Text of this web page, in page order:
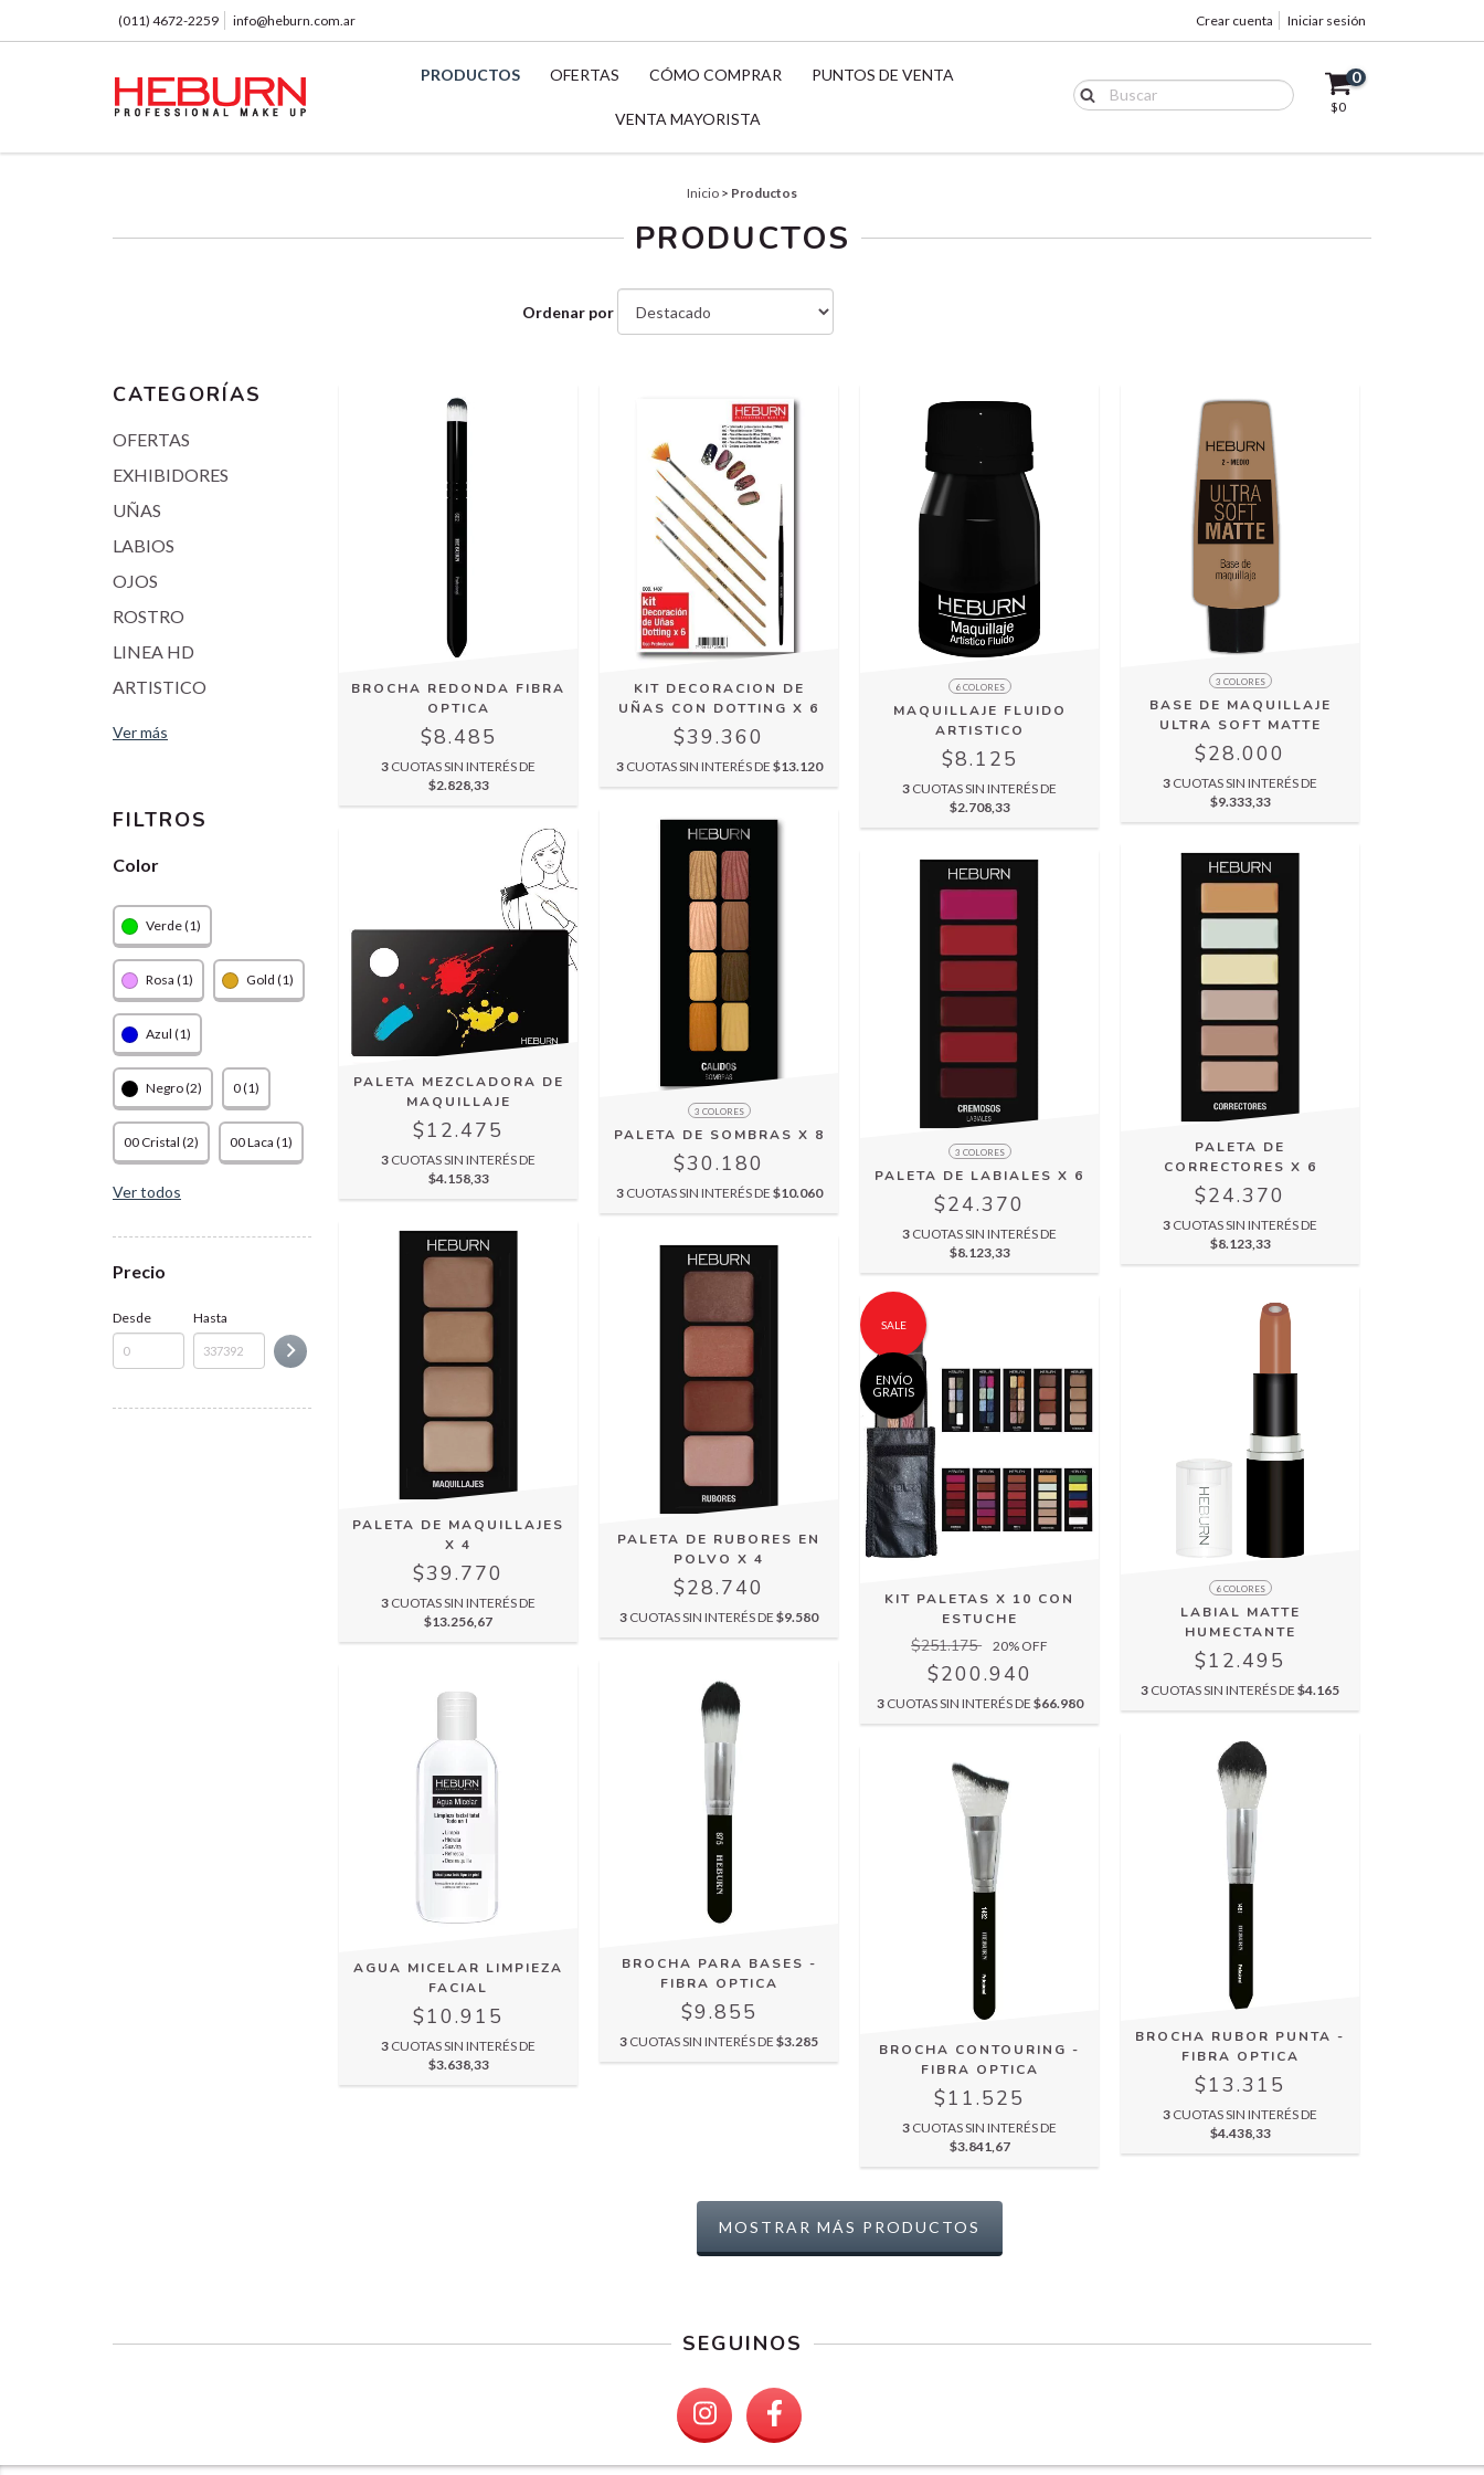
(011) 4672-2259 info@heburn.com.ar Crear cuenta Iniciar sesión
PRODUCTOS OFERTAS CÓMO COMPRAR PUNTOS DE VENTA
VENTA MAYORISTA
0
$0
Inicio > Productos
PRODUCTOS
Ordenar por
CATEGORÍAS
OFERTAS
EXHIBIDORES
UÑAS
LABIOS
OJOS
ROSTRO
LINEA HD
ARTISTICO
Ver más
FILTROS
Color
Verde (1)
Rosa (1) Gold (1)
Azul (1)
Negro (2) 0 (1)
00 Cristal (2) 00 Laca (1)
Ver todos
Precio
Desde Hasta
BROCHA REDONDA FIBRA
OPTICA
$8.485
3 CUOTAS SIN INTERÉS DE
$2.828,33
KIT DECORACION DE
UÑAS CON DOTTING X 6
$39.360
3 CUOTAS SIN INTERÉS DE $13.120
6 COLORES
MAQUILLAJE FLUIDO
ARTISTICO
$8.125
3 CUOTAS SIN INTERÉS DE
$2.708,33
3 COLORES
BASE DE MAQUILLAJE
ULTRA SOFT MATTE
$28.000
3 CUOTAS SIN INTERÉS DE
$9.333,33
PALETA MEZCLADORA DE
MAQUILLAJE
$12.475
3 CUOTAS SIN INTERÉS DE
$4.158,33
3 COLORES
PALETA DE SOMBRAS X 8
$30.180
3 CUOTAS SIN INTERÉS DE $10.060
3 COLORES
PALETA DE LABIALES X 6
$24.370
3 CUOTAS SIN INTERÉS DE
$8.123,33
PALETA DE
CORRECTORES X 6
$24.370
3 CUOTAS SIN INTERÉS DE
$8.123,33
PALETA DE MAQUILLAJES
X 4
$39.770
3 CUOTAS SIN INTERÉS DE
$13.256,67
PALETA DE RUBORES EN
POLVO X 4
$28.740
3 CUOTAS SIN INTERÉS DE$9.580
SALE
ENVÍO
GRATIS
KIT PALETAS X 10 CON
ESTUCHE
$251.175 20% OFF
$200.940
3 CUOTAS SIN INTERÉS DE $66.980
6 COLORES
LABIAL MATTE
HUMECTANTE
$12.495
3 CUOTAS SIN INTERÉS DE$4.165
AGUA MICELAR LIMPIEZA
FACIAL
$10.915
3 CUOTAS SIN INTERÉS DE
$3.638,33
BROCHA PARA BASES -
FIBRA OPTICA
$9.855
3 CUOTAS SIN INTERÉS DE$3.285
BROCHA CONTOURING -
FIBRA OPTICA
$11.525
3 CUOTAS SIN INTERÉS DE
$3.841,67
BROCHA RUBOR PUNTA -
FIBRA OPTICA
$13.315
3 CUOTAS SIN INTERÉS DE
$4.438,33
MOSTRAR MÁS PRODUCTOS
SEGUINOS